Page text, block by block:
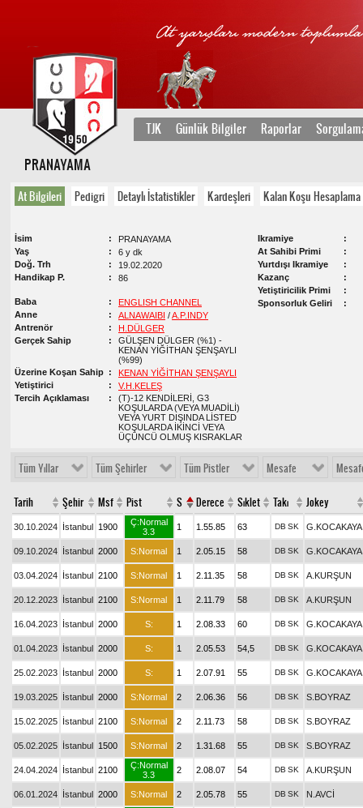
TJK Günlük Bilgiler Raporlar
PRANAYAMA
At Bilgileri Pedigri Detaylı İstatistikler Kardeşleri Kalan Koşu Hesaplama
İsim
PRANAYAMA
Yaş
6 y dk
Doğ. Trh
19.02.2020
Handikap P.
86
Baba
ENGLISH CHANNEL
Anne
ALNAWAIBI /A.P.INDY
Antrenör
H.DÜLGER
Gerçek Sahip
GÜLŞEN DÜLGER (%1) -
KENAN YİĞİTHAN ŞENŞAYLI
(%99)
Üzerine Koşan Sahip
KENAN YİĞİTHAN ŞENŞAYLI
Yetiştirici
V.H.KELEŞ
Tercih Açıklaması
(T)-12 KENDİLERİ, G3
KOŞULARDA (VEYA MUADİLİ)
VEYA YURT DIŞINDA LİSTED
KOŞULARDA İKİNCİ VEYA
ÜÇÜNCÜ OLMUŞ KISRAKLAR
Ikramiye
At Sahibi Primi
Yurtdışı Ikramiye
Kazanç
Yetiştiricilik Primi
Sponsorluk Geliri
Tüm Yıllar Tüm Şehirler Tüm Pistler Mesafe
Tarih Şehir Msf Pist S Derece Sıklet Takı Jokey
30.10.2024 İstanbul 1900
Ç:Normal
3.3
1 1.55.85 63 DB SK G.KOCAKAYA
09.10.2024 İstanbul 2000 S:Normal 1 2.05.15 58 DB SK G.KOCAKAYA
03.04.2024 İstanbul 2100 S:Normal 1 2.11.35 58 DB SK A.KURŞUN
20.12.2023 İstanbul 2100 S:Normal 1 2.11.79 58 DB SK A.KURŞUN
16.04.2023 İstanbul 2000 S: 1 2.08.33 60 DB SK G.KOCAKAYA
01.04.2023 İstanbul 2000 S: 1 2.05.53 54,5 DB SK G.KOCAKAYA
25.02.2023 İstanbul 2000 S: 1 2.07.91 55 DB SK G.KOCAKAYA
19.03.2025 İstanbul 2000 S:Normal 2 2.06.36 56 DB SK S.BOYRAZ
15.02.2025 İstanbul 2100 S:Normal 2 2.11.73 58 DB SK S.BOYRAZ
05.02.2025 İstanbul 1500 S:Normal 2 1.31.68 55 DB SK S.BOYRAZ
24.04.2024 İstanbul 2100
Ç:Normal
3.3
2 2.08.07 54 DB SK A.KURŞUN
06.01.2024 İstanbul 2000 S:Normal 2 2.05.78 55 DB SK N.AVCİ